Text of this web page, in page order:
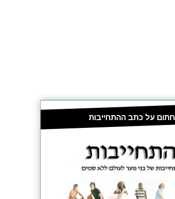
חתום על כתב ההתחייבות